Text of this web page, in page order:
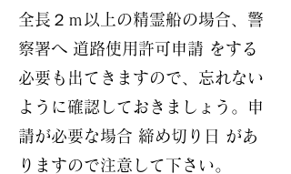
全長２ｍ以上の精霊船の場合、警
察署へ 道路使用許可申請 をする
必要も出てきますので、忘れない
ように確認しておきましょう。申
請が必要な場合 締め切り日 があ
りますので注意して下さい。